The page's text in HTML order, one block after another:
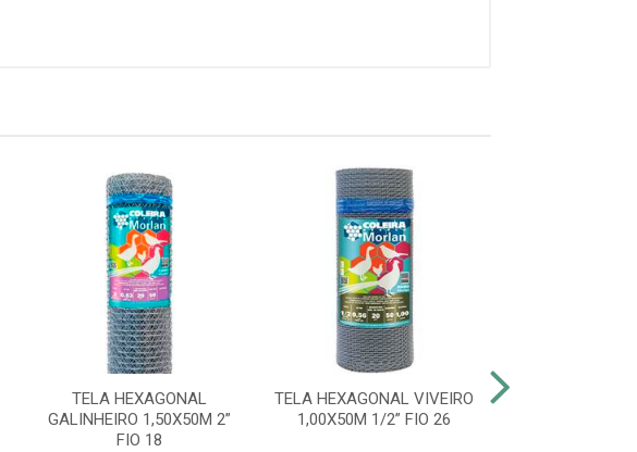
TELA HEXAGONAL
GALINHEIRO 1,50X50M 2”
FIO 18
TELA HEXAGONAL VIVEIRO
1,00X50M 1/2” FIO 26